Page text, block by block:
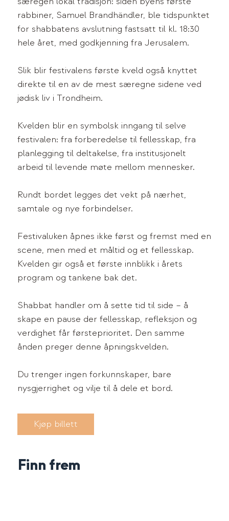
rabbiner, Samuel Brandhändler, ble tidspunktet
for shabbatens avslutning fastsatt til kl. 18:30
hele året, med godkjenning fra Jerusalem.
Slik blir festivalens første kveld også knyttet
direkte til en av de mest særegne sidene ved
jødisk liv i Trondheim.
Kvelden blir en symbolsk inngang til selve
festivalen: fra forberedelse til fellesskap, fra
planlegging til deltakelse, fra institusjonelt
arbeid til levende møte mellom mennesker.
Rundt bordet legges det vekt på nærhet,
samtale og nye forbindelser.
Festivaluken åpnes ikke først og fremst med en
scene, men med et måltid og et fellesskap.
Kvelden gir også et første innblikk i årets
program og tankene bak det.
Shabbat handler om å sette tid til side – å
skape en pause der fellesskap, refleksjon og
verdighet får førsteprioritet. Den samme
ånden preger denne åpningskvelden.
Du trenger ingen forkunnskaper, bare
nysgjerrighet og vilje til å dele et bord.
Kjøp billett
Finn frem